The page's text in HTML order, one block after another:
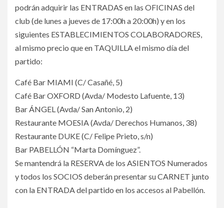
podrán adquirir las ENTRADAS en las OFICINAS del
club (de lunes a jueves de 17:00h a 20:00h) y en los
siguientes ESTABLECIMIENTOS COLABORADORES,
al mismo precio que en TAQUILLA el mismo día del
partido:
Café Bar MIAMI (C/ Casañé, 5)
Café Bar OXFORD (Avda/ Modesto Lafuente, 13)
Bar ÁNGEL (Avda/ San Antonio, 2)
Restaurante MOESIA (Avda/ Derechos Humanos, 38)
Restaurante DUKE (C/ Felipe Prieto, s/n)
Bar PABELLÓN “Marta Domínguez”.
Se mantendrá la RESERVA de los ASIENTOS Numerados
y todos los SOCIOS deberán presentar su CARNET junto
con la ENTRADA del partido en los accesos al Pabellón.